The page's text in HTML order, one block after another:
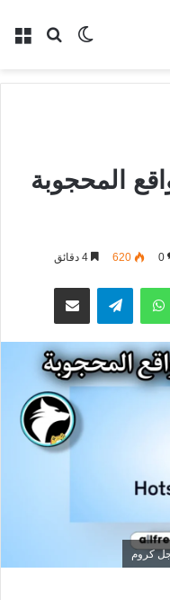
بحث الوضع
المحجوبة
0
620
واتساب تيلقرام مشاركة عبر البريد
كروم